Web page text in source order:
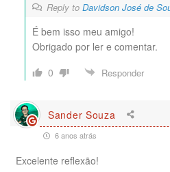
Reply to Davidson José de
É bem isso meu amigo!
Obrigado por ler e comentar.
0
Responder
Sander Souza
6 anos atrás
Excelente reflexão!